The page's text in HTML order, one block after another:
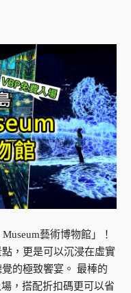
藝術博物館」！
，更是可以沉浸在虛實
的極致饗宴。 最棒的
，搭配折扣碼更可以省